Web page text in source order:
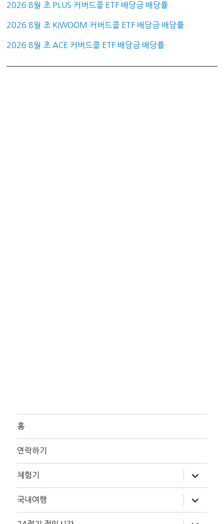
2026 8월 초 PLUS 커버드콜 ETF 배당금 배당률
2026 8월 초 KIWOOM 커버드콜 ETF 배당금 배당률
2026 8월 초 ACE 커버드콜 ETF 배당금 배당률
홈
연락하기
체험기
위
메
뉴
확
장
국내여행
위
메
뉴